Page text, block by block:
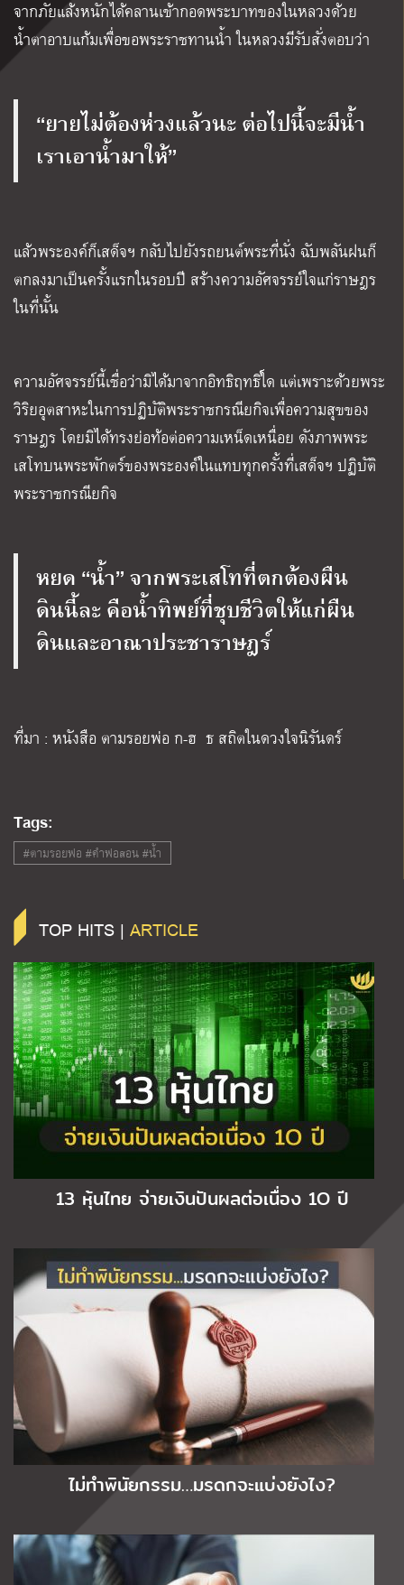
จากภัยแล้งหนักได้คลานเข้ากอดพระบาทของในหลวงด้วย
น้ำตาอาบแก้มเพื่อขอพระราชทานน้ำ ในหลวงมีรับสั่งตอบว่า
“ยายไม่ต้องห่วงแล้วนะ ต่อไปนี้จะมีน้ำ
เราเอาน้ำมาให้”
แล้วพระองค์ก็เสด็จฯ กลับไปยังรถยนต์พระที่นั่ง ฉับพลันฝนก็
ตกลงมาเป็นครั้งแรกในรอบปี สร้างความอัศจรรย์ใจแก่ราษฎร
ในที่นั้น
ความอัศจรรย์นี้เชื่อว่ามิได้มาจากอิทธิฤทธิ์ใด แต่เพราะด้วยพระ
วิริยอุตสาหะในการปฏิบัติพระราชกรณียกิจเพื่อความสุขของ
ราษฎร โดยมิได้ทรงย่อท้อต่อความเหน็ดเหนื่อย ดังภาพพระ
เสโทบนพระพักตร์ของพระองค์ในแทบทุกครั้งที่เสด็จฯ ปฏิบัติ
พระราชกรณียกิจ
หยด “น้ำ” จากพระเสโทที่ตกต้องผืน
ดินนี้ละ คือน้ำทิพย์ที่ชุบชีวิตให้แก่ผืน
ดินและอาณาประชาราษฎร์
ที่มา : หนังสือ ตามรอยพ่อ ก-ฮ ธ สถิตในดวงใจนิรันดร์
Tags:
#ตามรอยพ่อ #คำพ่อสอน #น้ำ
TOP HITS | ARTICLE
13 หุ้นไทย จ่ายเงินปันผลต่อเนื่อง 1O ปี
ไม่ทำพินัยกรรม…มรดกจะแบ่งยังไง?